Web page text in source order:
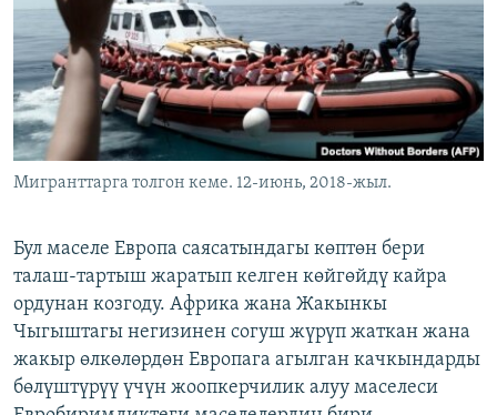
Мигранттарга толгон кеме. 12-июнь, 2018-жыл.
Бул маселе Европа саясатындагы көптөн бери
талаш-тартыш жаратып келген көйгөйдү кайра
ордунан козгоду. Африка жана Жакынкы
Чыгыштагы негизинен согуш жүрүп жаткан жана
жакыр өлкөлөрдөн Европага агылган качкындарды
бөлүштүрүү үчүн жоопкерчилик алуу маселеси